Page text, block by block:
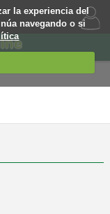
la experiencia del
navegando o si